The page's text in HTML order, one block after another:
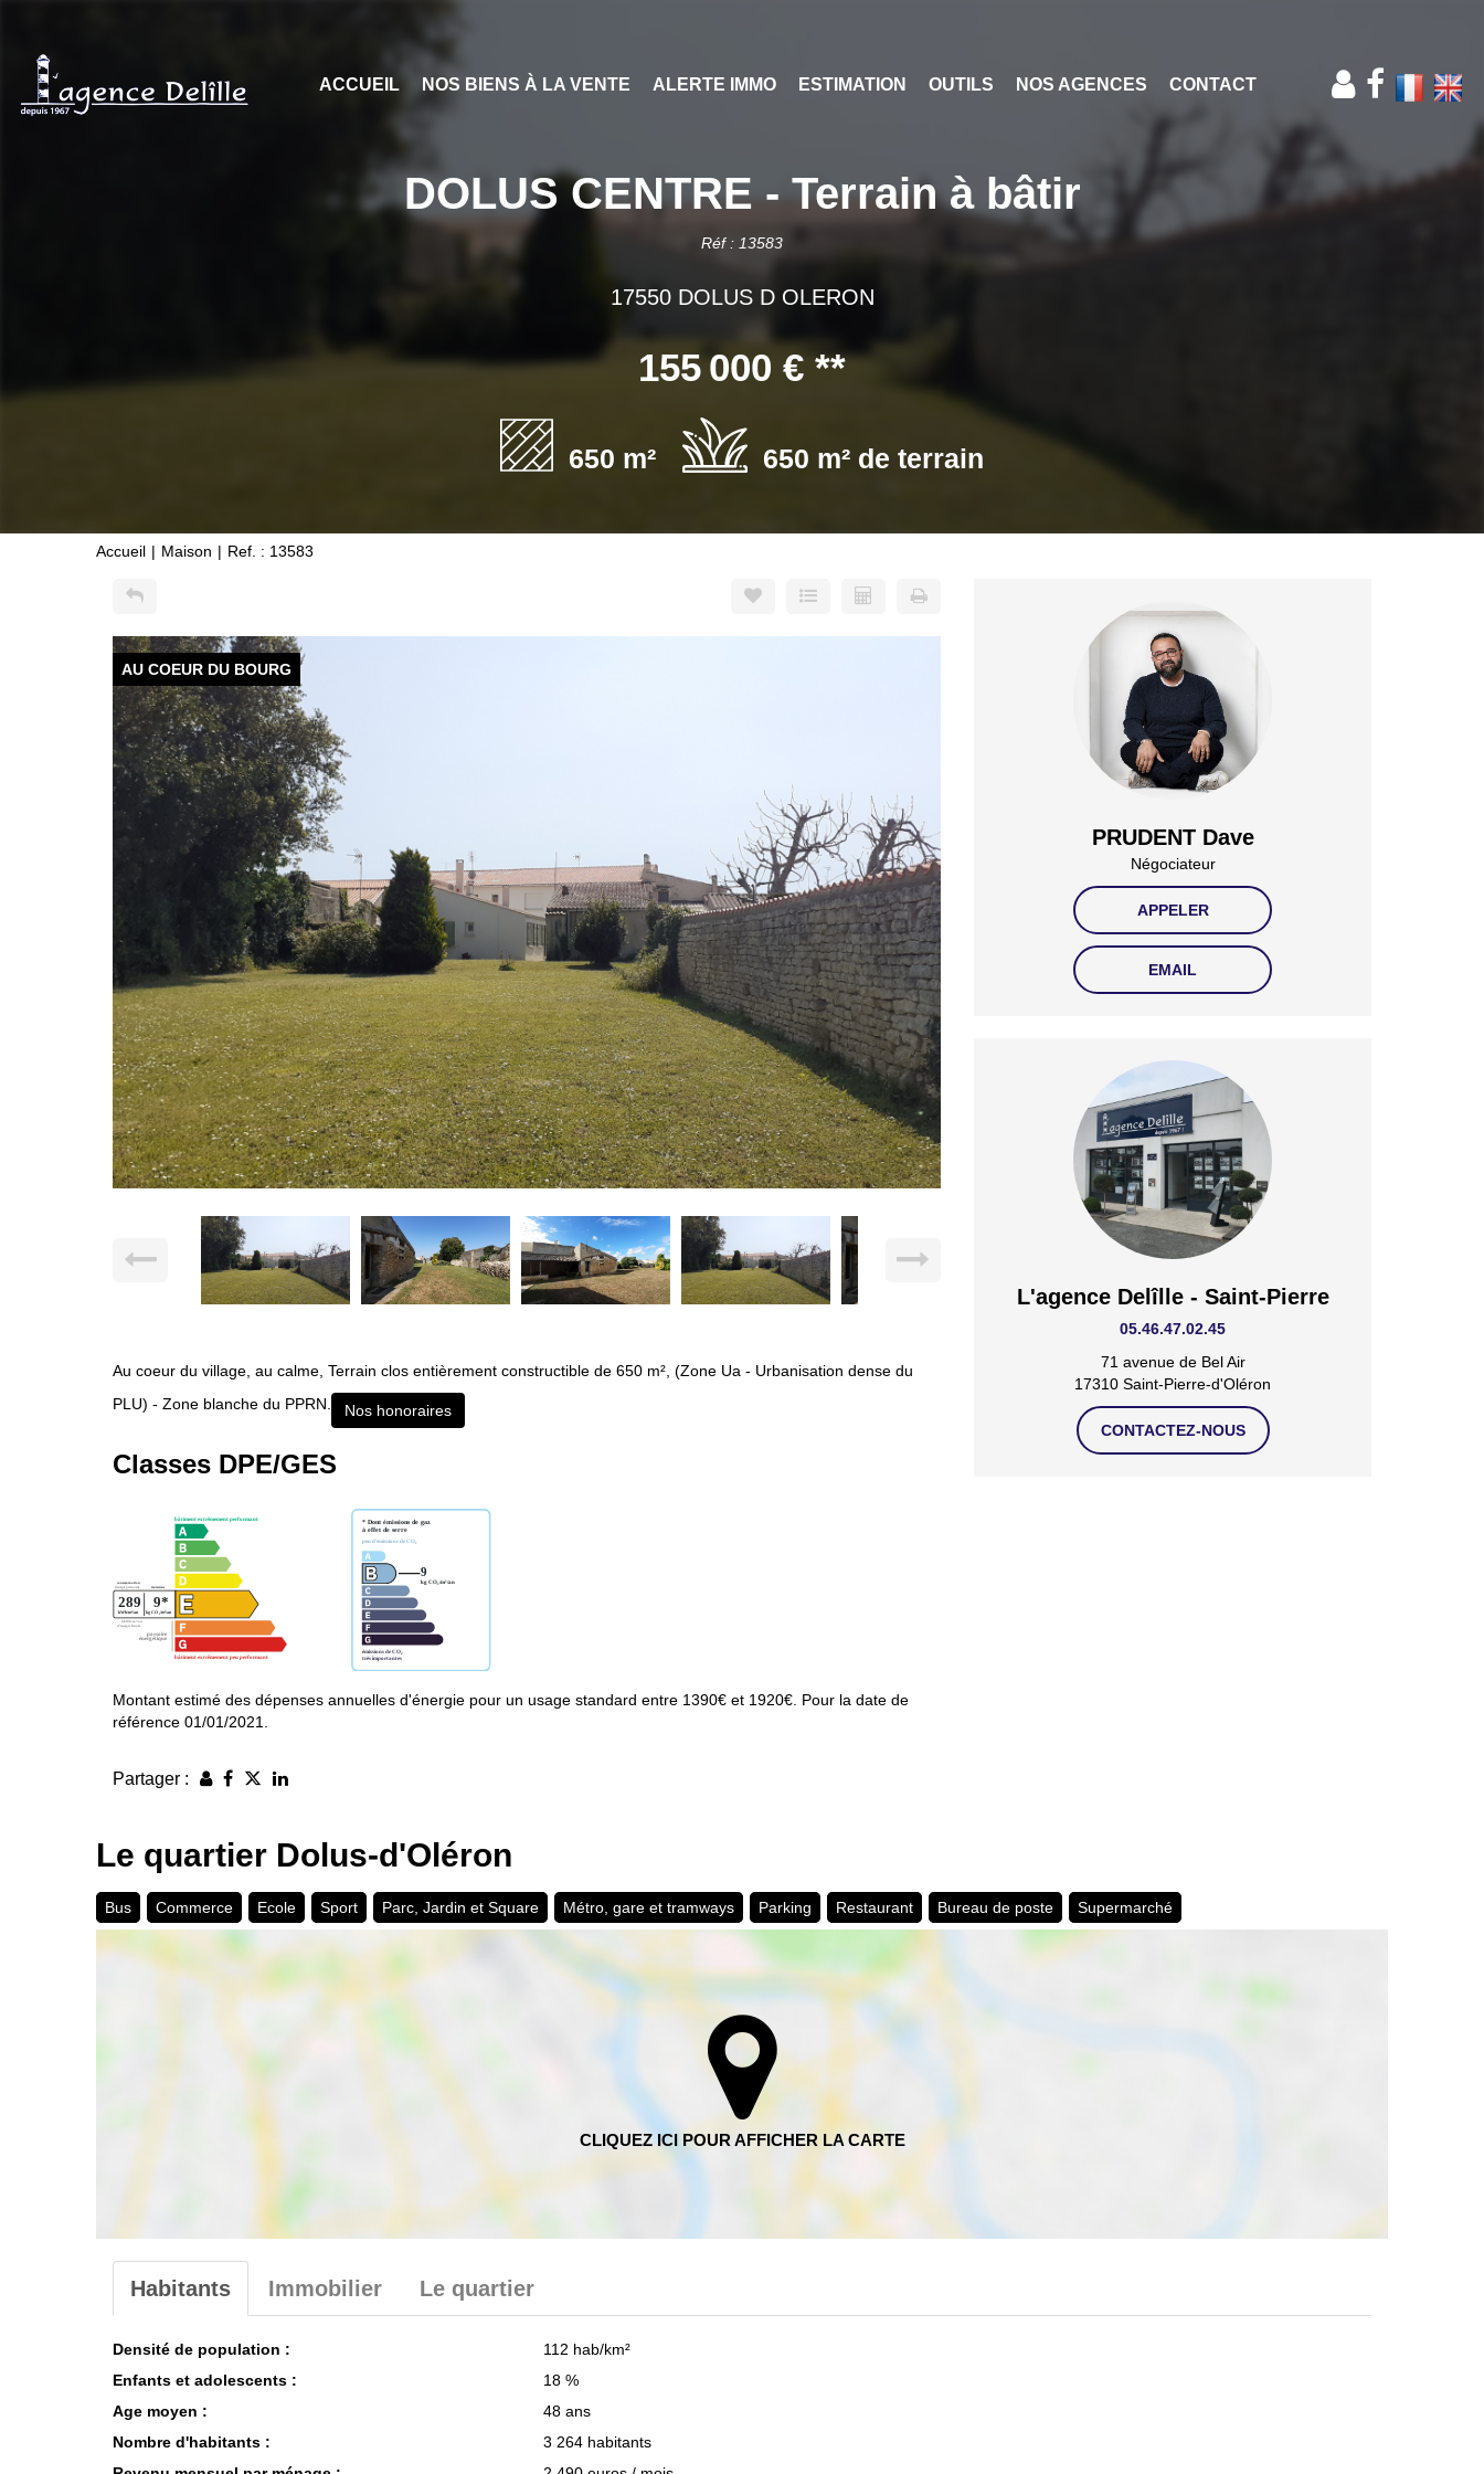
ACCUEIL NOS BIENS À LA VENTE ALERTE IMMO ESTIMATION OUTILS NOS AGENCES CONTACT
DOLUS CENTRE - Terrain à bâtir
Réf : 13583
17550 DOLUS D OLERON
155 000 € **
650 m² 650 m² de terrain
Accueil Maison Ref. : 13583
AU COEUR DU BOURG
Au coeur du village, au calme, Terrain clos entièrement constructible de 650 m², (Zone Ua - Urbanisation dense du
PLU) - Zone blanche du PPRN.
Nos honoraires
Classes DPE/GES
Montant estimé des dépenses annuelles d'énergie pour un usage standard entre 1390€ et 1920€. Pour la date de
référence 01/01/2021.
Partager :
PRUDENT Dave
Négociateur
APPELER
EMAIL
L'agence Delîlle - Saint-Pierre
05.46.47.02.45
71 avenue de Bel Air
17310 Saint-Pierre-d'Oléron
CONTACTEZ-NOUS
Le quartier Dolus-d'Oléron
Bus Commerce Ecole Sport Parc, Jardin et Square Métro, gare et tramways Parking Restaurant Bureau de poste Supermarché
Habitants Immobilier Le quartier
Densité de population :
112 hab/km²
Enfants et adolescents :
18 %
Age moyen :
48 ans
Nombre d'habitants :
3 264 habitants